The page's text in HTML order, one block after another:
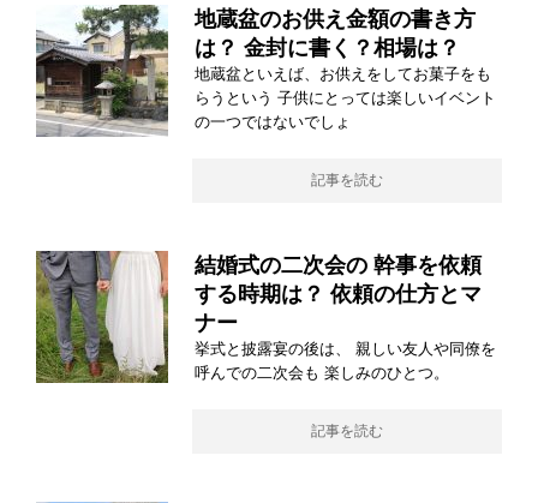
地蔵盆のお供え金額の書き方
は？ 金封に書く？相場は？
地蔵盆といえば、お供えをしてお菓子をも
らうという 子供にとっては楽しいイベント
の一つではないでしょ
記事を読む
結婚式の二次会の 幹事を依頼
する時期は？ 依頼の仕方とマ
ナー
挙式と披露宴の後は、 親しい友人や同僚を
呼んでの二次会も 楽しみのひとつ。
記事を読む